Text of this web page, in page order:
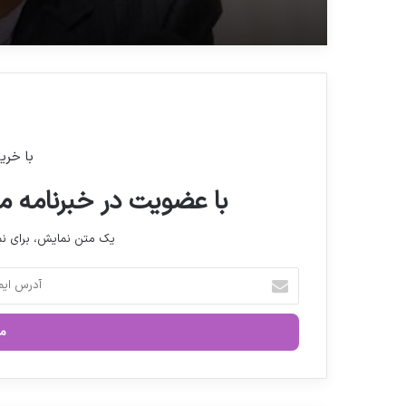
با
با عضویت در خبرنامه
یک متن نمایش،
ر
ا